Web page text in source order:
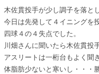
木佐貫投手が少し調子を落と
今日は先発して４イニングを
四球４の４失点でした。
川畑さんに聞いたら木佐貫投
アスリートは一桁台もよく聞
体脂肪少ないと寒いし・・・